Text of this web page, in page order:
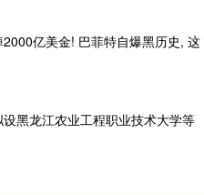
亿美金! 巴菲特自爆黑历史, 这
黑龙江农业工程职业技术大学等